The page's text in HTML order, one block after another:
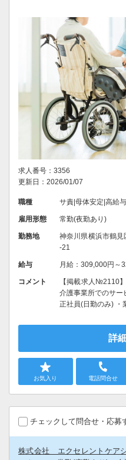
求人番号：3356
更新日：2026/01/07
職種 サ責|母体安定|高給
雇用形態 常勤(夜勤あり)
勤務地
神奈川県横浜市鶴
-21
給与 月給：309,000円～
コメント
【掲載求人№2110
介護事業所でのサー
正社員(日勤のみ) ・
詳
お気入り 電話問合せ
チェックして問合せ・応募
株式会社 エクセレントケア